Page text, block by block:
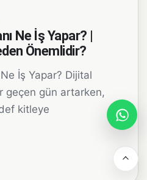
Ne İş Yapar? |
Önemlidir?
İş Yapar? Dijital
geçen gün artarken,
kitleye